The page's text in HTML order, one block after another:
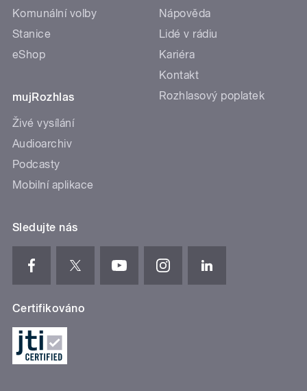
Komunální volby
Stanice
eShop
mujRozhlas
Živé vysílání
Audioarchiv
Podcasty
Mobilní aplikace
Nápověda
Lidé v rádiu
Kariéra
Kontakt
Rozhlasový poplatek
Sledujte nás
Certifikováno